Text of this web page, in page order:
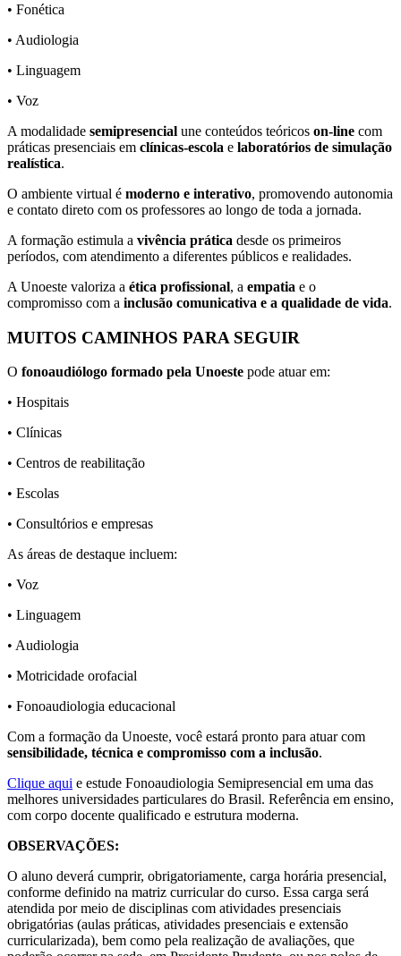
• Fonética
• Audiologia
• Linguagem
• Voz
A modalidade semipresencial une conteúdos teóricos on-line com
práticas presenciais em clínicas-escola e laboratórios de simulação
realística.
O ambiente virtual é moderno e interativo, promovendo autonomia
e contato direto com os professores ao longo de toda a jornada.
A formação estimula a vivência prática desde os primeiros
períodos, com atendimento a diferentes públicos e realidades.
A Unoeste valoriza a ética profissional, a empatia e o
compromisso com a inclusão comunicativa e a qualidade de vida.
MUITOS CAMINHOS PARA SEGUIR
O fonoaudiólogo formado pela Unoeste pode atuar em:
• Hospitais
• Clínicas
• Centros de reabilitação
• Escolas
• Consultórios e empresas
As áreas de destaque incluem:
• Voz
• Linguagem
• Audiologia
• Motricidade orofacial
• Fonoaudiologia educacional
Com a formação da Unoeste, você estará pronto para atuar com
sensibilidade, técnica e compromisso com a inclusão.
Clique aqui e estude Fonoaudiologia Semipresencial em uma das
melhores universidades particulares do Brasil. Referência em ensino,
com corpo docente qualificado e estrutura moderna.
OBSERVAÇÕES:
O aluno deverá cumprir, obrigatoriamente, carga horária presencial,
conforme definido na matriz curricular do curso. Essa carga será
atendida por meio de disciplinas com atividades presenciais
obrigatórias (aulas práticas, atividades presenciais e extensão
curricularizada), bem como pela realização de avaliações, que